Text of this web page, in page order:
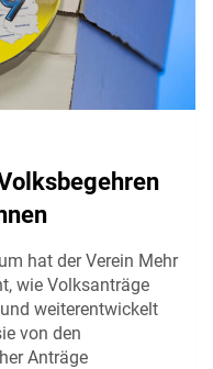
hat der Verein Mehr
wie Volksanträge
weiterentwickelt
von den
Anträge